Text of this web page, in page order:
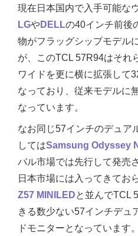
現在日本国内で入手可能な
LGやDELLの40インチ前後
物がフラッグシップモデル
が、このTCL 57R94はそれ
ワイドを更に横に拡張して
なっており、従来モデルに
なっています。
なお同じ57インチのデュア
してはSamsung Odyssey
バル市場では先行して発売
日本市場には入ってきてお
Z57 MINILEDと並んでTCL
きる数少ない57インチデュ
ドモニターとなっています。